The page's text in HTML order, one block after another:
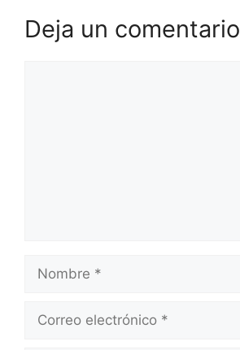
Deja un comentario
electrónico